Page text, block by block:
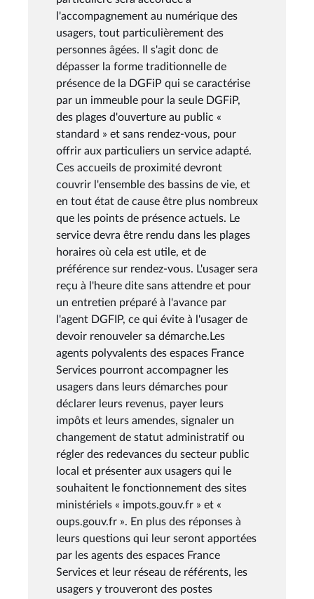
l'accompagnement au numérique des
usagers, tout particulièrement des
personnes âgées. Il s'agit donc de
dépasser la forme traditionnelle de
présence de la DGFiP qui se caractérise
par un immeuble pour la seule DGFiP,
des plages d'ouverture au public «
standard » et sans rendez-vous, pour
offrir aux particuliers un service adapté.
Ces accueils de proximité devront
couvrir l'ensemble des bassins de vie, et
en tout état de cause être plus nombreux
que les points de présence actuels. Le
service devra être rendu dans les plages
horaires où cela est utile, et de
préférence sur rendez-vous. L'usager sera
reçu à l'heure dite sans attendre et pour
un entretien préparé à l'avance par
l'agent DGFIP, ce qui évite à l'usager de
devoir renouveler sa démarche.Les
agents polyvalents des espaces France
Services pourront accompagner les
usagers dans leurs démarches pour
déclarer leurs revenus, payer leurs
impôts et leurs amendes, signaler un
changement de statut administratif ou
régler des redevances du secteur public
local et présenter aux usagers qui le
souhaitent le fonctionnement des sites
ministériels « impots.gouv.fr » et «
oups.gouv.fr ». En plus des réponses à
leurs questions qui leur seront apportées
par les agents des espaces France
Services et leur réseau de référents, les
usagers y trouveront des postes